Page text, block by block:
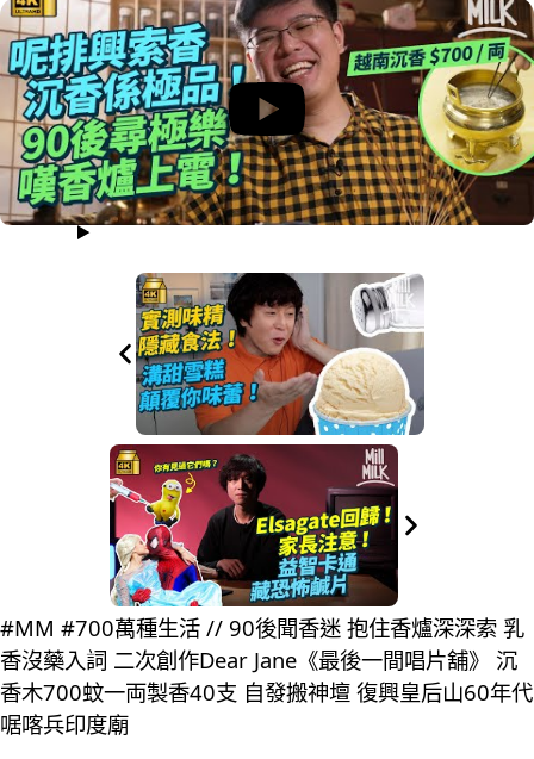
#MM #700萬種生活 // 90後聞香迷 抱住香爐深深索 乳
香沒藥入詞 二次創作Dear Jane《最後一間唱片舖》 沉
香木700蚊一両製香40支 自發搬神壇 復興皇后山60年代
啹喀兵印度廟